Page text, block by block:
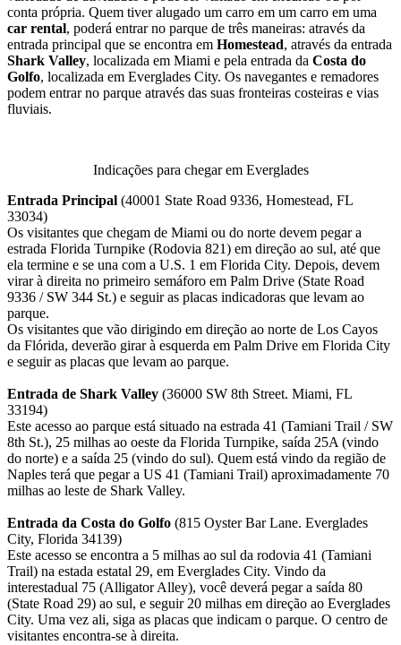
conta própria. Quem tiver alugado um carro em um carro em uma
car rental, poderá entrar no parque de três maneiras: através da
entrada principal que se encontra em Homestead, através da entrada
Shark Valley, localizada em Miami e pela entrada da Costa do
Golfo, localizada em Everglades City. Os navegantes e remadores
podem entrar no parque através das suas fronteiras costeiras e vias
fluviais.
Indicações para chegar em Everglades
Entrada Principal (40001 State Road 9336, Homestead, FL
33034)
Os visitantes que chegam de Miami ou do norte devem pegar a
estrada Florida Turnpike (Rodovia 821) em direção ao sul, até que
ela termine e se una com a U.S. 1 em Florida City. Depois, devem
virar à direita no primeiro semáforo em Palm Drive (State Road
9336 / SW 344 St.) e seguir as placas indicadoras que levam ao
parque.
Os visitantes que vão dirigindo em direção ao norte de Los Cayos
da Flórida, deverão girar à esquerda em Palm Drive em Florida City
e seguir as placas que levam ao parque.
Entrada de Shark Valley (36000 SW 8th Street. Miami, FL
33194)
Este acesso ao parque está situado na estrada 41 (Tamiani Trail / SW
8th St.), 25 milhas ao oeste da Florida Turnpike, saída 25A (vindo
do norte) e a saída 25 (vindo do sul). Quem está vindo da região de
Naples terá que pegar a US 41 (Tamiani Trail) aproximadamente 70
milhas ao leste de Shark Valley.
Entrada da Costa do Golfo (815 Oyster Bar Lane. Everglades
City, Florida 34139)
Este acesso se encontra a 5 milhas ao sul da rodovia 41 (Tamiani
Trail) na estada estatal 29, em Everglades City. Vindo da
interestadual 75 (Alligator Alley), você deverá pegar a saída 80
(State Road 29) ao sul, e seguir 20 milhas em direção ao Everglades
City. Uma vez ali, siga as placas que indicam o parque. O centro de
visitantes encontra-se à direita.